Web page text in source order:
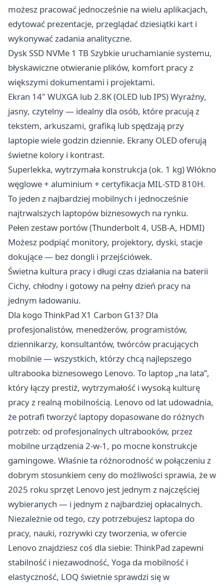
możesz pracować jednocześnie na wielu aplikacjach,
edytować prezentacje, przeglądać dziesiątki kart i
wykonywać zadania analityczne.
Dysk SSD NVMe 1 TB Szybkie uruchamianie systemu,
błyskawiczne otwieranie plików, komfort pracy z
większymi dokumentami i projektami.
Ekran 14" WUXGA lub 2.8K (OLED lub IPS) Wyraźny,
jasny, czytelny — idealny dla osób, które pracują z
tekstem, arkuszami, grafiką lub spędzają przy
laptopie wiele godzin dziennie. Ekrany OLED oferują
świetne kolory i kontrast.
Superlekka, wytrzymała konstrukcja (ok. 1 kg) Włókno
węglowe + aluminium + certyfikacja MIL-STD 810H.
To jeden z najbardziej mobilnych i jednocześnie
najtrwalszych laptopów biznesowych na rynku.
Pełen zestaw portów (Thunderbolt 4, USB-A, HDMI)
Możesz podpiąć monitory, projektory, dyski, stacje
dokujące — bez dongli i przejściówek.
Świetna kultura pracy i długi czas działania na baterii
Cichy, chłodny i gotowy na pełny dzień pracy na
jednym ładowaniu.
Dla kogo ThinkPad X1 Carbon G13? Dla
profesjonalistów, menedżerów, programistów,
dziennikarzy, konsultantów, twórców pracujących
mobilnie — wszystkich, którzy chcą najlepszego
ultrabooka biznesowego Lenovo. To laptop „na lata”,
który łączy prestiż, wytrzymałość i wysoką kulturę
pracy z realną mobilnością. Lenovo od lat udowadnia,
że potrafi tworzyć laptopy dopasowane do różnych
potrzeb: od profesjonalnych ultrabooków, przez
mobilne urządzenia 2-w-1, po mocne konstrukcje
gamingowe. Właśnie ta różnorodność w połączeniu z
dobrym stosunkiem ceny do możliwości sprawia, że w
2025 roku sprzęt Lenovo jest jednym z najczęściej
wybieranych — i jednym z najbardziej opłacalnych.
Niezależnie od tego, czy potrzebujesz laptopa do
pracy, nauki, rozrywki czy tworzenia, w ofercie
Lenovo znajdziesz coś dla siebie: ThinkPad zapewni
stabilność i niezawodność, Yoga da mobilność i
elastyczność, LOQ świetnie sprawdzi się w